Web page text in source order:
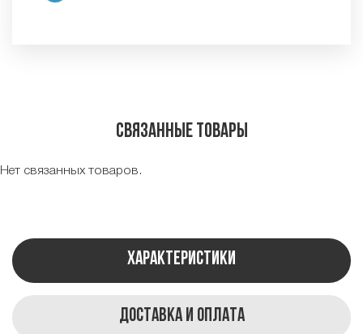
Связанные товары
Нет связанных товаров.
Характеристики
Доставка и оплата